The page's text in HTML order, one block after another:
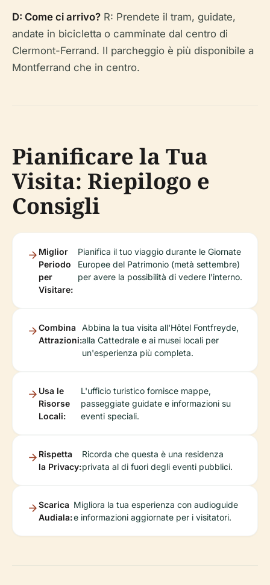
D: Come ci arrivo? R: Prendete il tram, guidate,
andate in bicicletta o camminate dal centro di
Clermont-Ferrand. Il parcheggio è più disponibile a
Montferrand che in centro.
Pianificare la Tua
Visita: Riepilogo e
Consigli
Miglior
Periodo
per
Visitare:
Pianifica il tuo viaggio durante le Giornate
Europee del Patrimonio (metà settembre)
per avere la possibilità di vedere l'interno.
Combina
Attrazioni:
Abbina la tua visita all'Hôtel Fontfreyde,
alla Cattedrale e ai musei locali per
un'esperienza più completa.
Usa le
Risorse
Locali:
L'ufficio turistico fornisce mappe,
passeggiate guidate e informazioni su
eventi speciali.
Rispetta
la Privacy:
Ricorda che questa è una residenza
privata al di fuori degli eventi pubblici.
Scarica
Audiala:
Migliora la tua esperienza con audioguide
e informazioni aggiornate per i visitatori.